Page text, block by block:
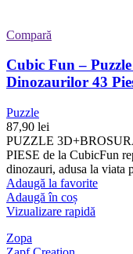
Compară
Cubic Fun –
Dinozaurilor 43
Puzzle
87,90 lei
PUZZLE
PIESE de la CubicFun
dinozauri, adusa la viata
Adaugă la favorite
Adaugă în coș
Vizualizare rapidă
Zopa